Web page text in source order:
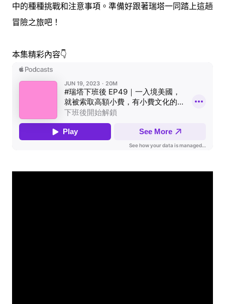
中的種種挑戰和注意事項。準備好跟著瑞塔一同踏上這趟
冒險之旅吧！
本集精彩內容👇